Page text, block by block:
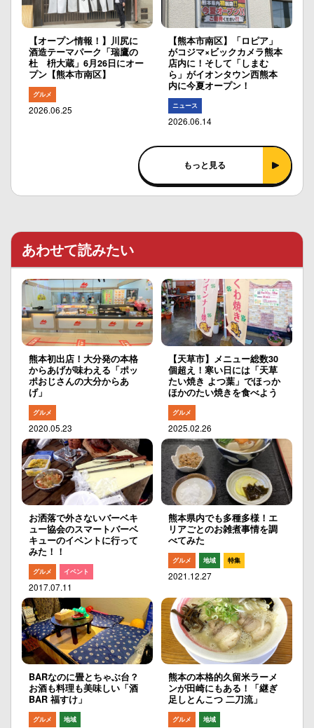
【オープン情報！】川尻に
酒造テーマパーク「瑞鷹の
杜 枡大蔵」6月26日にオー
プン【熊本市南区】
グルメ
2026.06.25
【熊本市南区】「ロピア」
がコジマ×ビックカメラ熊本
店内に！そして「しまむ
ら」がイオンタウン西熊本
内に今夏オープン！
ニュース
2026.06.14
もっと見る
あわせて読みたい
熊本初出店！大分発の本格
からあげが味わえる「ポッ
ポおじさんの大分からあ
げ」
グルメ
2020.05.23
【天草市】メニュー総数30
個超え！寒い日には「天草
たい焼き よつ葉」でほっか
ほかのたい焼きを食べよう
グルメ
2025.02.26
お洒落で外さないバーベキ
ュー協会のスマートバーベ
キューのイベントに行って
みた！！
グルメ イベント
2017.07.11
熊本県内でも多種多様！エ
リアごとのお雑煮事情を調
べてみた
グルメ 地域 特集
2021.12.27
BARなのに畳とちゃぶ台？
お酒も料理も美味しい「酒
BAR 福すけ」
グルメ 地域
熊本の本格的久留米ラーメ
ンが田崎にもある！「継ぎ
足しとんこつ 二刀流」
グルメ 地域